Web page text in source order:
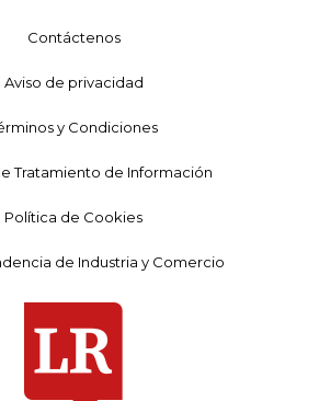
Contáctenos
Aviso de privacidad
y Condiciones
Tratamiento de Información
Política de Cookies
de Industria y Comercio